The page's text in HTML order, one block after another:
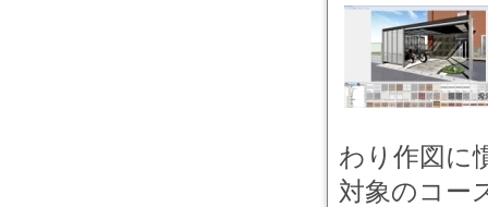
わり作図に
対象のコー